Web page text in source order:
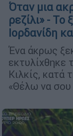
Όταν μια
ρεζίλι» - Το
Ιορδανίδη
Ένα άκρως
εκτυλίχθηκε
Κιλκίς, κατά
«Θέλω να σου